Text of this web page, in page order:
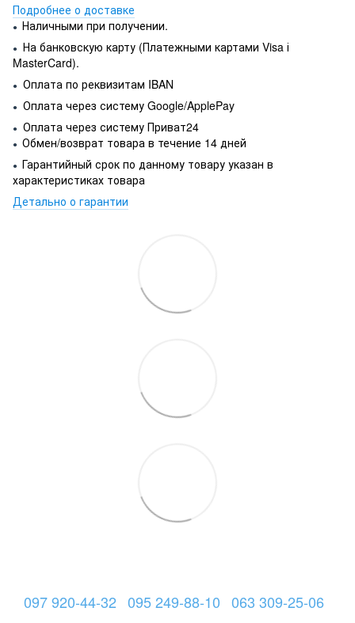
Подробнее о доставке
● Наличными при получении.
● На банковскую карту (Платежными картами Visa і
MasterCard).
● Оплата по реквизитам IBAN
● Оплата через систему Google/ApplePay
● Оплата через систему Приват24
● Обмен/возврат товара в течение 14 дней
● Гарантийный срок по данному товару указан в
характеристиках товара
Детально о гарантии
097 920-44-32 095 249-88-10 063 309-25-06